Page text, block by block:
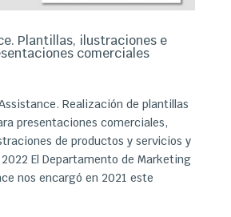
Plantillas, ilustraciones e
comerciales
Realización de plantillas
presentaciones comerciales,
de productos y servicios y
El Departamento de Marketing
nos encargó en 2021 este